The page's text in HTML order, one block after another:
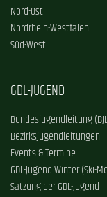
Nord-Ost
Nordrhein-Westfalen
Süd-West
GDL-JUGEND
Bundesjugendleitung
Bezirksjugendleitungen
Events & Termine
GDL-Jugend Winter (Ski-
Satzung der GDL-Jugend